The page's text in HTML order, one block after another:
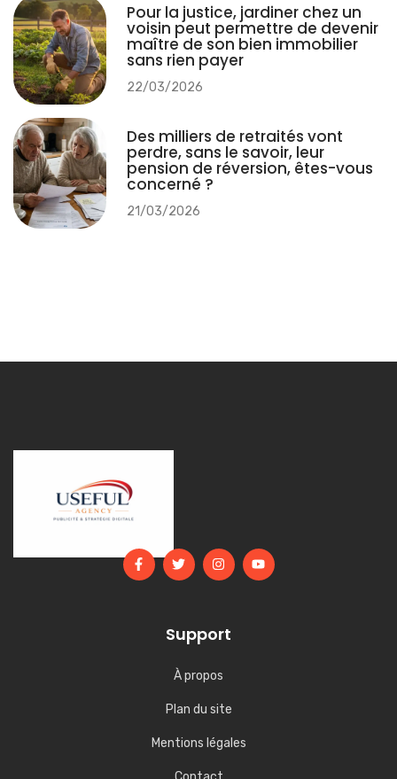
Pour la justice, jardiner chez un
voisin peut permettre de devenir
maître de son bien immobilier
sans rien payer
22/03/2026
Des milliers de retraités vont
perdre, sans le savoir, leur
pension de réversion, êtes-vous
concerné ?
21/03/2026
Support
À propos
Plan du site
Mentions légales